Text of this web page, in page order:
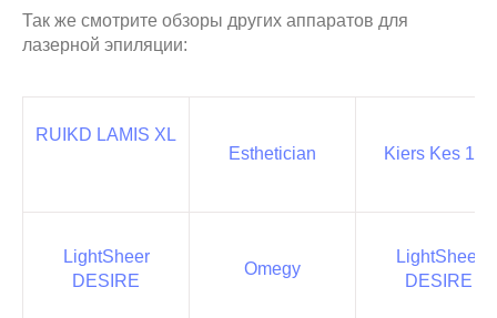
Так же смотрите обзоры других аппаратов для
лазерной эпиляции:
RUIKD LAMIS XL
Esthetician
Kiers Kes 145
LightSheer
DESIRE
Omegy
LightSheer
DESIRE